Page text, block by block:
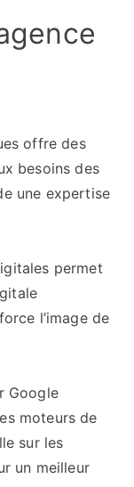
offre des
besoins des
une expertise
permet
l’image de
Google
moteurs de
sur les
un meilleur